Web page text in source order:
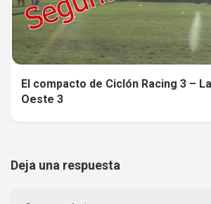
El compacto de Ciclón Racing 3 –
Oeste 3
Deja una respuesta